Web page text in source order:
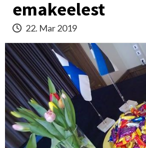
emakeelest
22. Mar 2019